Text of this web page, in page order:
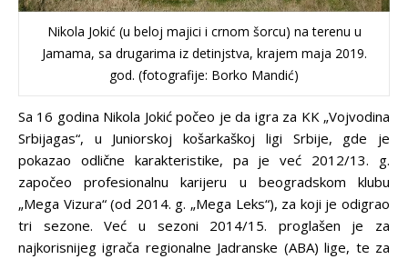
Nikola Jokić (u beloj majici i crnom šorcu) na terenu u
Jamama, sa drugarima iz detinjstva, krajem maja 2019.
god. (fotografije: Borko Mandić)
Sa 16 godina Nikola Jokić počeo je da igra za KK „Vojvodina
Srbijagas“, u Juniorskoj košarkaškoj ligi Srbije, gde je
pokazao odlične karakteristike, pa je već 2012/13. g.
započeo profesionalnu karijeru u beogradskom klubu
„Mega Vizura“ (od 2014. g. „Mega Leks“), za koji je odigrao
tri sezone. Već u sezoni 2014/15. proglašen je za
najkorisnijeg igrača regionalne Jadranske (ABA) lige, te za